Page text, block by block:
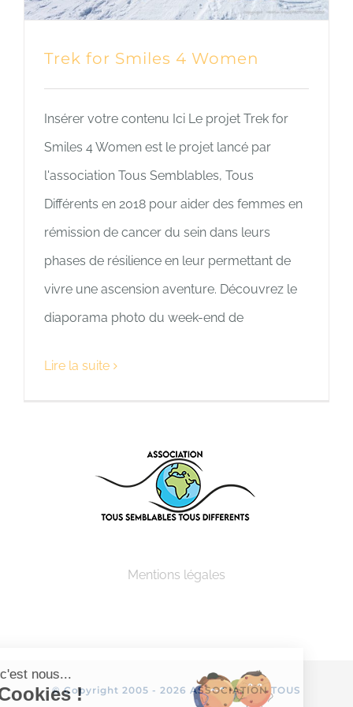
Trek for Smiles 4 Women
Insérer votre contenu Ici Le projet Trek for
Smiles 4 Women est le projet lancé par
l'association Tous Semblables, Tous
Différents en 2018 pour aider des femmes en
rémission de cancer du sein dans leurs
phases de résilience en leur permettant de
vivre une ascension aventure. Découvrez le
diaporama photo du week-end de
Lire la suite
Mentions légales
© Copyright 2005 - 2026 ASSOCIATION TOUS
Salut c'est nous...
les Cookies !